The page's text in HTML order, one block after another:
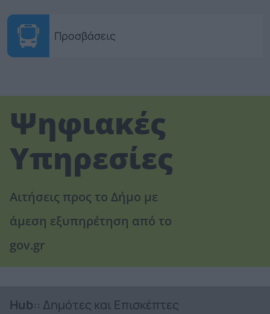
Προσβάσεις
Ψηφιακές
Υπηρεσίες
Αιτήσεις προς το Δήμο με
άμεση εξυπηρέτηση από το
gov.gr
Hub:: Δημότες και Επισκέπτες